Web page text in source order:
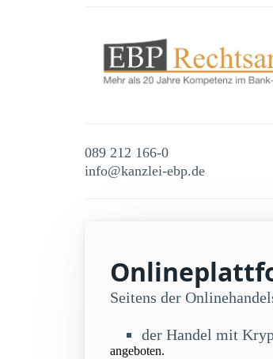
089 212 166-0
info@kanzlei-ebp.de
Seitens der
der Handel mit
angeboten.